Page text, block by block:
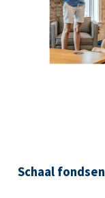
Schaal